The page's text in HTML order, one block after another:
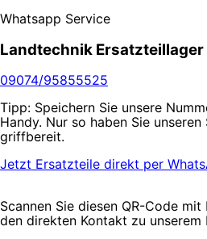
Whatsapp Service
Landtechnik Ersatzteillager
09074/95855525
Tipp: Speichern Sie unsere
Handy. Nur so haben Sie
griffbereit.
Jetzt Ersatzteile direkt per
Scannen Sie diesen QR-Code
den direkten Kontakt zu unserem